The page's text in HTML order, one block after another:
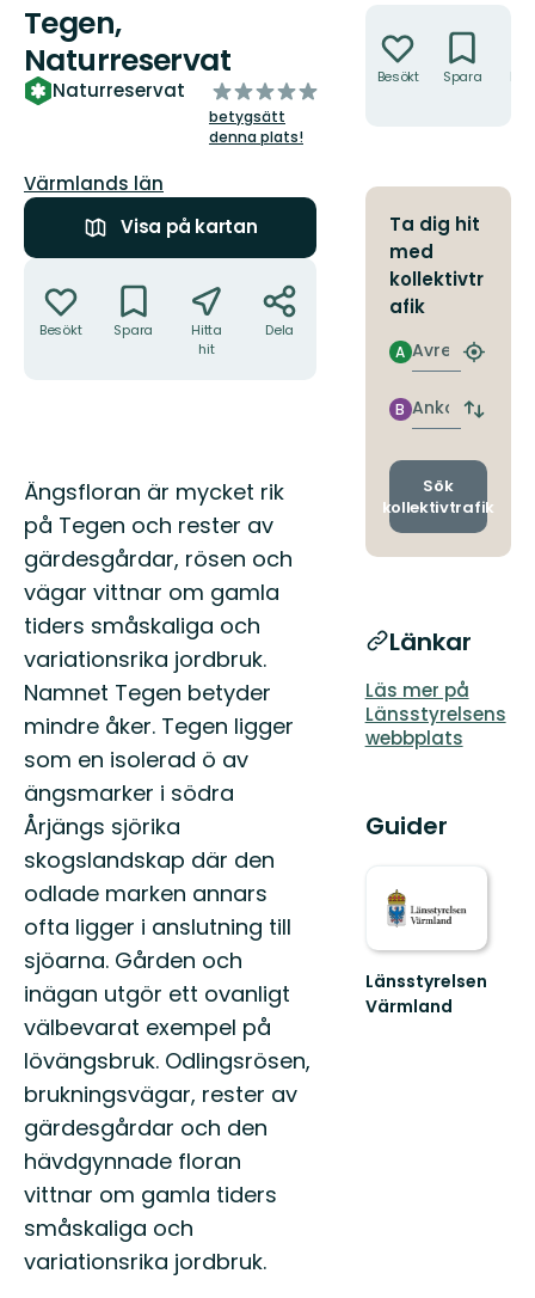
Tegen,
Naturreservat
Naturreservat
av
5
stjärnor
betygsätt
denna plats!
Län:
Värmlands län
Visa på kartan
Besökt Spara
Hitta
hit
Dela
Beskrivning
Ängsfloran är mycket rik
på Tegen och rester av
gärdesgårdar, rösen och
vägar vittnar om gamla
tiders småskaliga och
variationsrika jordbruk.
Namnet Tegen betyder
mindre åker. Tegen ligger
som en isolerad ö av
ängsmarker i södra
Årjängs sjörika
skogslandskap där den
odlade marken annars
ofta ligger i anslutning till
sjöarna. Gården och
inägan utgör ett ovanligt
välbevarat exempel på
lövängsbruk. Odlingsrösen,
brukningsvägar, rester av
gärdesgårdar och den
hävdgynnade floran
vittnar om gamla tiders
småskaliga och
variationsrika jordbruk.
Besökt Spara
Ta dig hit
med
kollektivtr
afik
Avresa
A
Hitta
Ankomst
B
Byt
och
Sök
kollektivtrafik
Länkar
Läs mer på
Länsstyrelsens
webbplats
Guider
Länsstyrelsen
Värmland